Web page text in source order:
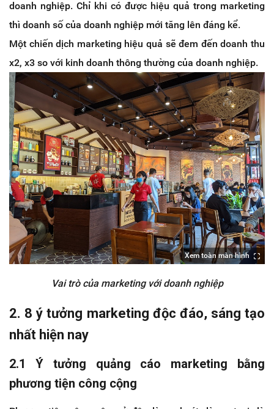
doanh nghiệp. Chỉ khi có được hiệu quả trong marketing
thì doanh số của doanh nghiệp mới tăng lên đáng kể.
Một chiến dịch marketing hiệu quả sẽ đem đến doanh thu
x2, x3 so với kinh doanh thông thường của doanh nghiệp.
Xem toàn màn hình
Vai trò của marketing với doanh nghiệp
2. 8 ý tưởng marketing độc đáo, sáng tạo
nhất hiện nay
2.1 Ý tưởng quảng cáo marketing bằng
phương tiện công cộng